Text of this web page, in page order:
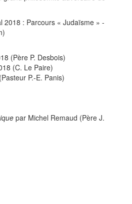
2018 : Parcours « Judaïsme » -
(Père P. Desbois)
(C. Le Paire)
P.-E. Panis)
par Michel Remaud (Père J.